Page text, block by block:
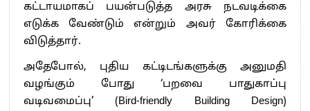
கட்டாயமாகப் பயன்படுத்த அரசு நடவடிக்கை
எடுக்க வேண்டும் என்றும் அவர் கோரிக்கை
விடுத்தார்.
அதேபோல், புதிய கட்டிடங்களுக்கு அனுமதி
வழங்கும் போது ‘பறவை பாதுகாப்பு
வடிவமைப்பு’ (Bird-friendly Building Design)